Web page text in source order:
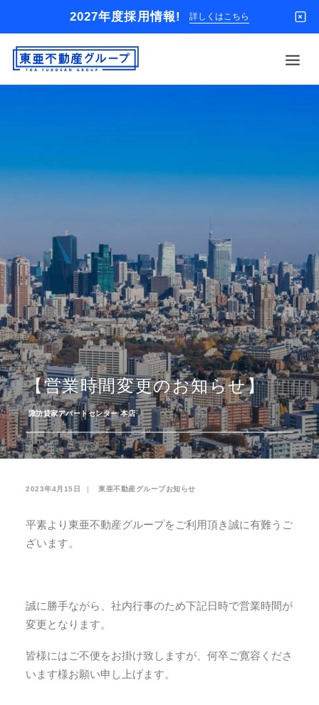
2027年度採用情報! 詳しくはこちら
解約のお申込み
企業情報
お問い合わせ
お気に入り 閲覧履歴
【営業時間変更のお知らせ】
­諏訪貸家アパートセンター 本店
2023年4月15日 | 東亜不動産グループお知らせ
平素より東亜不動産グループをご利用頂き誠に有難うご
ざいます。
誠に勝手ながら、社内行事のため下記日時で営業時間が
変更となります。
皆様にはご不便をお掛け致しますが、何卒ご寛容くださ
います様お願い申し上げます。